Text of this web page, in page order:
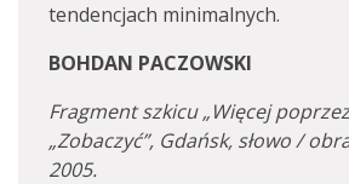
tendencjach minimalnych.
BOHDAN PACZOWSKI
Fragment szkicu „Więcej
„Zobaczyć”, Gdańsk, słowo /
2005.